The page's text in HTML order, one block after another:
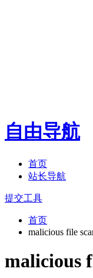
自由导航
首页
站长导航
提交工具
首页
malicious file
malicious